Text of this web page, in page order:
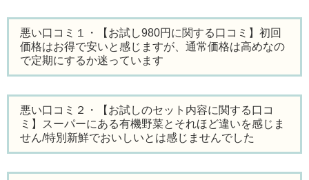
悪い口コミ１・【お試し980円に関する口コミ】初回
価格はお得で安いと感じますが、通常価格は高めなの
で定期にするか迷っています
悪い口コミ２・【お試しのセット内容に関する口コ
ミ】スーパーにある有機野菜とそれほど違いを感じま
せん/特別新鮮でおいしいとは感じませんでした